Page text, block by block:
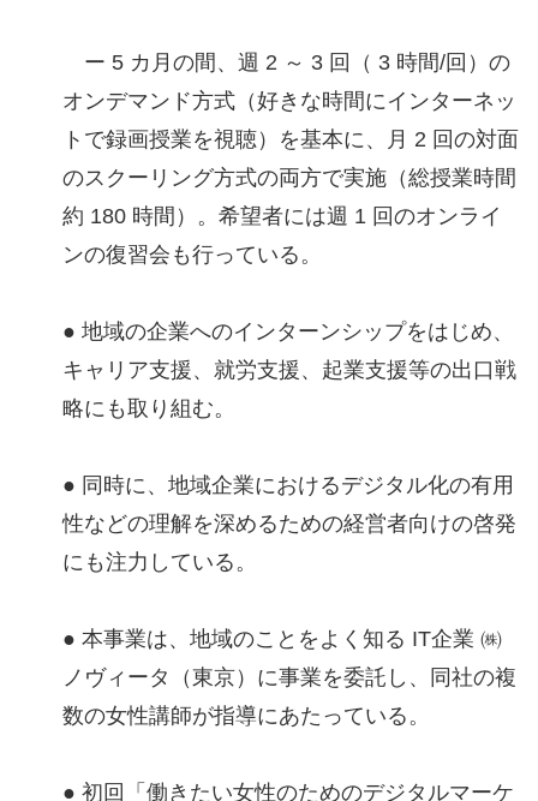
ー 5 カ月の間、週 2 ～ 3 回（ 3 時間/回）の
オンデマンド方式（好きな時間にインターネッ
トで録画授業を視聴）を基本に、月 2 回の対面
のスクーリング方式の両方で実施（総授業時間
約 180 時間）。希望者には週 1 回のオンライ
ンの復習会も行っている。
● 地域の企業へのインターンシップをはじめ、
キャリア支援、就労支援、起業支援等の出口戦
略にも取り組む。
● 同時に、地域企業におけるデジタル化の有用
性などの理解を深めるための経営者向けの啓発
にも注力している。
● 本事業は、地域のことをよく知る IT企業 ㈱
ノヴィータ（東京）に事業を委託し、同社の複
数の女性講師が指導にあたっている。
● 初回「働きたい女性のためのデジタルマーケ